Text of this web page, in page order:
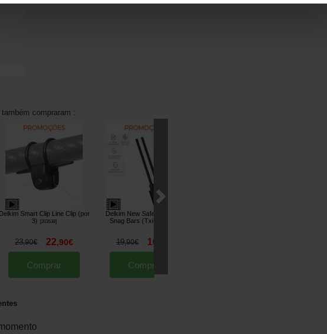
compraram :
Delkim Smart Clip Line Clip (por
3)
203538]
23,90€ 22,90€
Comprar
Delkim New Safe-D Carbon
Snag Bars (Txi-D)
19,90€ 16
Comprar